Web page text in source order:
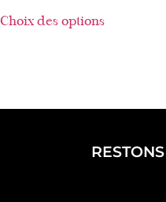
Choix des options